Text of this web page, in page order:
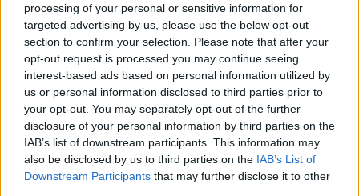
processing of your personal or sensitive information for
targeted advertising by us, please use the below opt-out
section to confirm your selection. Please note that after your
opt-out request is processed you may continue seeing
interest-based ads based on personal information utilized by
us or personal information disclosed to third parties prior to
your opt-out. You may separately opt-out of the further
disclosure of your personal information by third parties on the
IAB’s list of downstream participants. This information may
also be disclosed by us to third parties on the IAB’s List of
Downstream Participants that may further disclose it to other
| Kép:Jason son|
Ezek talán a leg-britebbek az összes közül. de aki
végignézi azösszefoglalót, talál még Lotust, Jaguart,
Aston Martint és McLarent is, sok képpel.
Bővebben:
"Isten óvja a Királynőt!" összefoglaló
Az "Isten óvja a Királynőt" kihívásra nevezett
összes alkotás a Flickr-en